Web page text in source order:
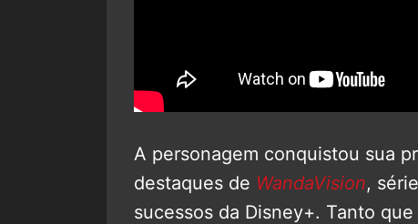
A personagem conquistou sua
destaques de WandaVision,
sucessos da Disney+. Tanto que